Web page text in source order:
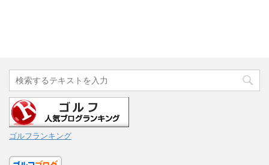
ゴルフランキング